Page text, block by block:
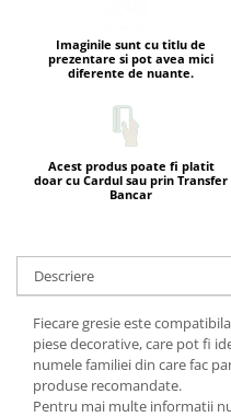
Imaginile sunt cu titlu de
prezentare si pot avea mici
diferente de nuante.
Acest produs poate fi platit
doar cu Cardul sau prin Transfer
Bancar
Descriere
Fiecare gresie este
piese decorative, care pot fi
numele familiei din care fac
produse recomandate.
Pentru mai multe informatii